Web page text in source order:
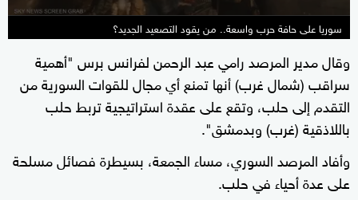
سوريا على حافة حرب واسعة.. من يقود التصعيد الجديد؟
وقال مدير المرصد رامي عبد الرحمن لفرانس برس "أهمية
سراقب (شمال غرب) أنها تمنع أي مجال للقوات السورية من
التقدم إلى حلب، وتقع على عقدة استراتيجية تربط حلب
باللاذقية (غرب) وبدمشق".
وأفاد المرصد السوري، مساء الجمعة، بسيطرة فصائل مسلحة
على عدة أحياء في حلب.